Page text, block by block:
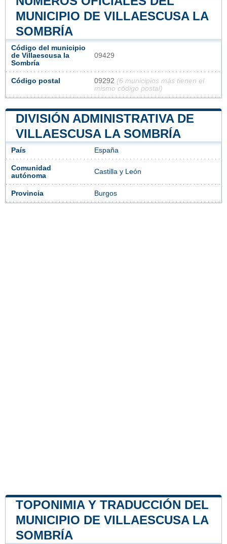
MUNICIPIO DE VILLAESCUSA LA
SOMBRÍA
Código del municipio
de Villaescusa la
Sombría
09429
Código postal 09292 (6 municipios más tienen el
mismo código postal)
DIVISIÓN ADMINISTRATIVA DE
VILLAESCUSA LA SOMBRÍA
País España
Comunidad
autónoma
Castilla y León
Provincia Burgos
TOPONIMIA Y TRADUCCIÓN DEL
MUNICIPIO DE VILLAESCUSA LA
SOMBRÍA